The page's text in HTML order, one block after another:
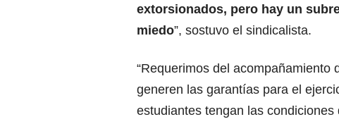
extorsionados, pero hay un
miedo”, sostuvo el sindicalista.
“Requerimos del
generen las garantías para el
estudiantes tengan las